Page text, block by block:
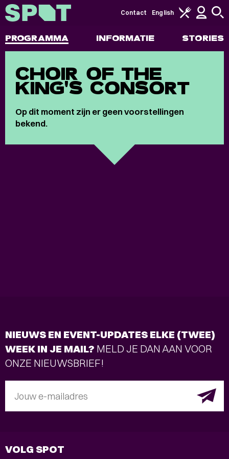
PROGRAMMA INFORMATIE STORIES
Contact English
CHOIR OF THE
KING'S CONSORT
Op dit moment zijn er geen voorstellingen
bekend.
NIEUWS EN EVENT-UPDATES ELKE (TWEE)
WEEK IN JE MAIL? MELD JE DAN AAN VOOR
ONZE NIEUWSBRIEF!
Jouw e-mailadres
VOLG SPOT